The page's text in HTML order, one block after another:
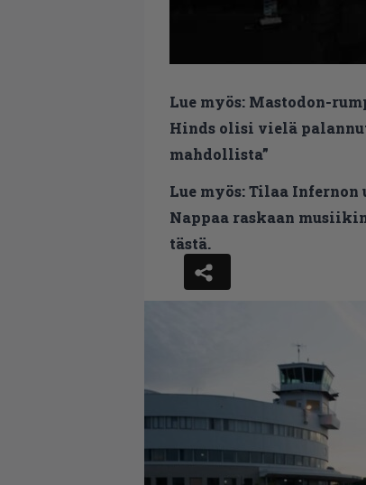
Lue myös: Mastodon-
Hinds olisi vielä
mahdollista”
Lue myös:Tilaa Infernon
Nappaa raskaan
tästä.